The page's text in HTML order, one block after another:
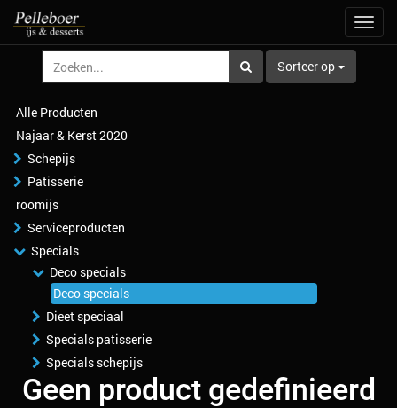
aan/
Sorteer op
Alle Producten
Najaar & Kerst 2020
Schepijs
Patisserie
roomijs
Serviceproducten
Specials
Deco specials
Deco specials
Dieet speciaal
Specials patisserie
Specials schepijs
Geen product gedefinieerd